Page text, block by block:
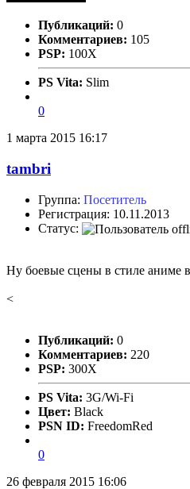
Публикаций: 0
Комментариев: 105
PSP: 100X
PS Vita: Slim
0
1 марта 2015 16:17
tambri
Группа: Посетитель
Регистрация: 10.11.2013
Статус:
Ну боевые сцены в стиле аниме
<
Публикаций: 0
Комментариев: 220
PSP: 300X
PS Vita: 3G/Wi-Fi
Цвет: Black
PSN ID: FreedomRed
0
26 февраля 2015 16:06